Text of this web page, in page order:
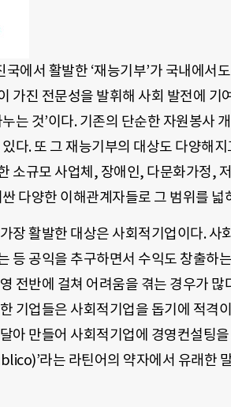
국에서 활발한 ‘재능기부’가 국내에서
가진 전문성을 발휘해 사회 발전에 기
는 것’이다. 기존의 단순한 자원봉사
다. 또 그 재능기부의 대상도 다양해
소규모 사업체, 장애인, 다문화가정,
다양한 이해관계자들로 그 범위를 넓
장 활발한 대상은 사회적기업이다. 사
등 공익을 추구하면서 수익도 창출하
전반에 걸쳐 어려움을 겪는 경우가
기업들은 사회적기업을 돕기에 적격
아 만들어 사회적기업에 경영컨설팅
라는 라틴어의 약자에서 유래한 말